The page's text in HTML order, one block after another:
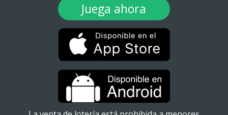
Juega ahora